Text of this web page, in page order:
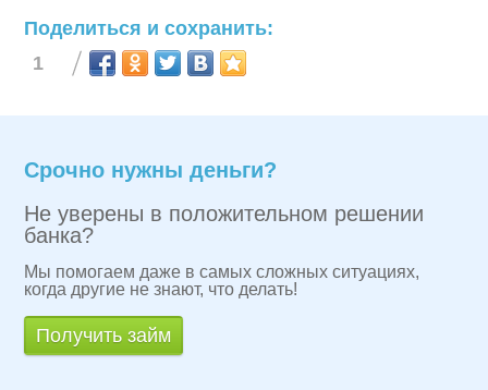
Поделиться и сохранить:
1
Срочно нужны деньги?
Не уверены в положительном решении
банка?
Мы помогаем даже в самых сложных ситуациях,
когда другие не знают, что делать!
Получить займ